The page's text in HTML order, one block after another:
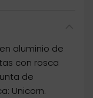
aluminio de
con rosca
de
Unicorn.